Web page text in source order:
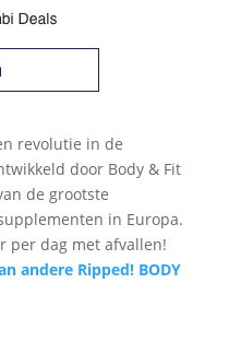
revolutie in de
door Body & Fit
de grootste
in Europa.
per dag met afvallen!
andere Ripped! BODY